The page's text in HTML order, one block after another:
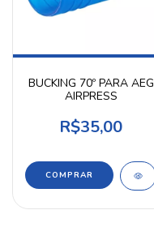
BUCKING 70º PARA AEG
AIRPRESS
R$35,00